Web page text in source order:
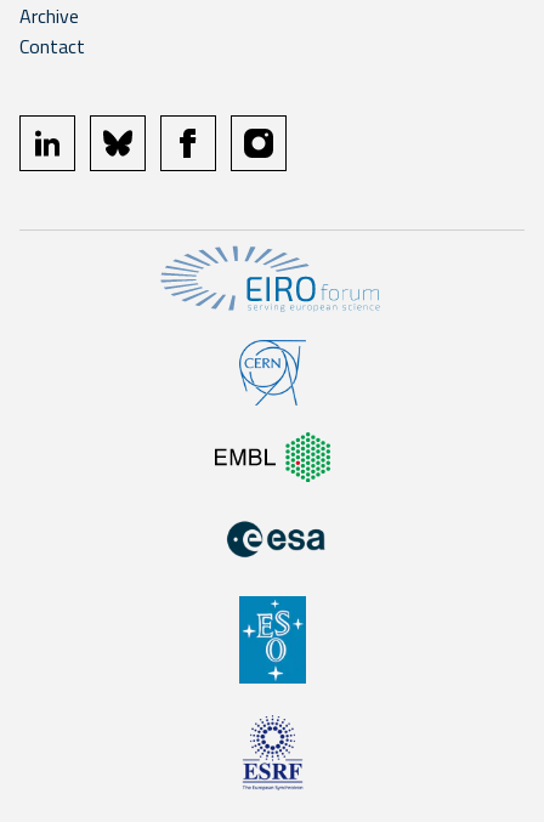
Archive
Contact
linkedin bluesky facebookinstagram